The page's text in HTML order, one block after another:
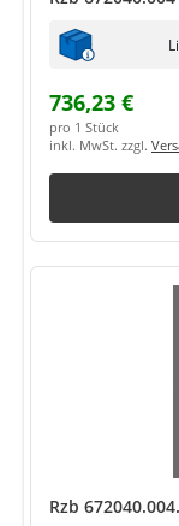
736,23 €
pro 1 Stück
inkl. MwSt. zzgl.
Rzb